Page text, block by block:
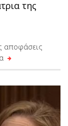
της
αποφάσεις